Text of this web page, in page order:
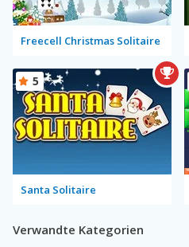
Freecell Christmas Solitaire
Santa Solitaire
5
Verwandte Kategorien